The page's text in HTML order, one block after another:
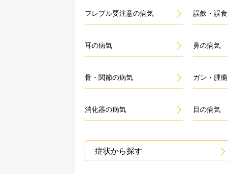
フレブル要注意の病気 誤飲・誤食
耳の病気 鼻の病気
骨・関節の病気 ガン・腫瘍
消化器の病気 目の病気
症状から探す